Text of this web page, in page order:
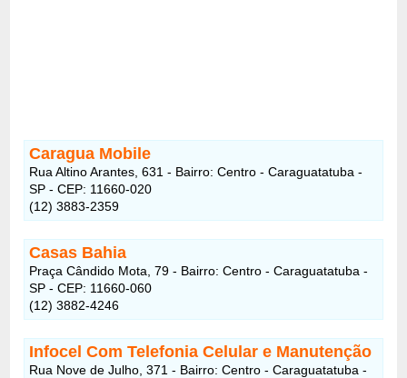
Caragua Mobile
Rua Altino Arantes, 631 - Bairro: Centro - Caraguatatuba -
SP - CEP: 11660-020
(12) 3883-2359
Casas Bahia
Praça Cândido Mota, 79 - Bairro: Centro - Caraguatatuba -
SP - CEP: 11660-060
(12) 3882-4246
Infocel Com Telefonia Celular e Manutenção
Rua Nove de Julho, 371 - Bairro: Centro - Caraguatatuba -